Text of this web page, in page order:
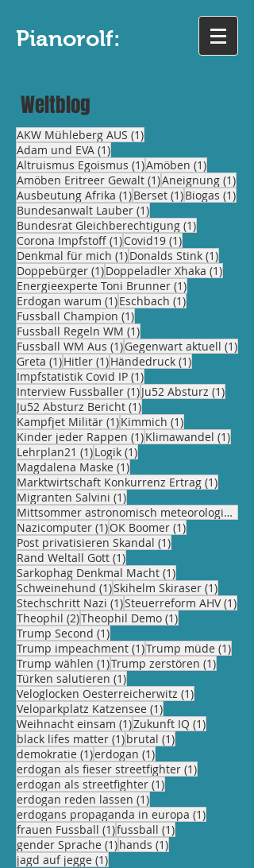
Pianorolf:
Weltblog
AKW Mühleberg AUS (1)1 Beitrag
Adam und EVA (1)1 Beitrag
Altruismus Egoismus (1)1 Beitrag
Amöben (1)1 Beitrag
Amöben Eritreer Gewalt (1)1 Beitrag
Aneignung (1)1
Ausbeutung Afrika (1)1 Beitrag
Berset (1)1 Beitrag
Biogas (1)1
Bundesanwalt Lauber (1)1 Beitrag
Bundesrat Gleichberechtigung (1)1 Beitrag
Corona Impfstoff (1)1 Beitrag
Covid19 (1)1 Beitrag
Denkmal für mich (1)1 Beitrag
Donalds Stink (1)1
Doppebürger (1)1 Beitrag
Doppeladler Xhaka (1)1
Energieexperte Toni Brunner (1)1 Beitrag
Erdogan warum (1)1 Beitrag
Eschbach (1)1 Beitrag
Fussball Champion (1)1 Beitrag
Fussball Regeln WM (1)1 Beitrag
Fussball WM Aus (1)1 Beitrag
Gegenwart aktuell (1)1
Greta (1)1 Beitrag
Hitler (1)1 Beitrag
Händedruck (1)1 Beitrag
Impfstatistik Covid IP (1)1 Beitrag
Interview Fussballer (1)1 Beitrag
Ju52 Absturz (1)1
Ju52 Absturz Bericht (1)1 Beitrag
Kampfjet Militär (1)1 Beitrag
Kimmich (1)1 Beitrag
Kinder jeder Rappen (1)1 Beitrag
Klimawandel (1)1
Lehrplan21 (1)1 Beitrag
Logik (1)1 Beitrag
Magdalena Maske (1)1 Beitrag
Marktwirtschaft Konkurrenz Ertrag (1)1
Migranten Salvini (1)1 Beitrag
Mittsommer astronomisch meteorologisch
Nazicomputer (1)1 Beitrag
OK Boomer (1)1 Beitrag
Post privatisieren Skandal (1)1 Beitrag
Rand Weltall Gott (1)1 Beitrag
Sarkophag Denkmal Macht (1)1 Beitrag
Schweinehund (1)1 Beitrag
Skihelm Skiraser (1)1
Stechschritt Nazi (1)1 Beitrag
Steuerreform AHV (1)1
Theophil (2)2 Beiträge
Theophil Demo (1)1 Beitrag
Trump Second (1)1 Beitrag
Trump impeachment (1)1 Beitrag
Trump müde (1)1
Trump wählen (1)1 Beitrag
Trump zerstören (1)1
Türken salutieren (1)1 Beitrag
Veloglocken Oesterreicherwitz (1)1 Beitrag
Veloparkplatz Katzensee (1)1 Beitrag
Weihnacht einsam (1)1 Beitrag
Zukunft IQ (1)1 Beitrag
black lifes matter (1)1 Beitrag
brutal (1)1 Beitrag
demokratie (1)1 Beitrag
erdogan (1)1 Beitrag
erdogan als fieser streetfighter (1)1 Beitrag
erdogan als streetfighter (1)1 Beitrag
erdogan reden lassen (1)1 Beitrag
erdogans propaganda in europa (1)1 Beitrag
frauen Fussball (1)1 Beitrag
fussball (1)1 Beitrag
gender Sprache (1)1 Beitrag
hands (1)1 Beitrag
jagd auf jegge (1)1 Beitrag